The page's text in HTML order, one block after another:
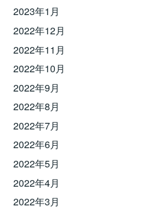
2023年1月
2022年12月
2022年11月
2022年10月
2022年9月
2022年8月
2022年7月
2022年6月
2022年5月
2022年4月
2022年3月